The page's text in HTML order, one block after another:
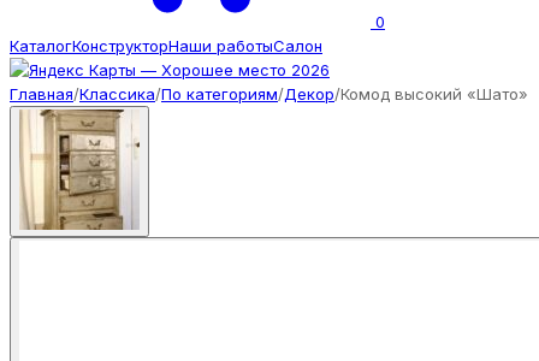
0
КаталогКонструкторНаши работыСалон
Главная/Классика/По категориям/Декор/Комод высокий «Шато»